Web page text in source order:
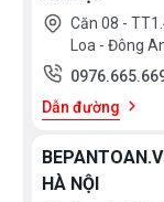
Căn 08 -
Loa - Đông
Dẫn đường
HÀ NỘI